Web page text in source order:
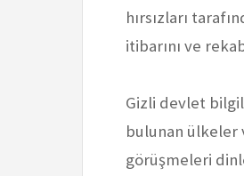
hırsızları
itibarını ve
Gizli devlet
bulunan ülkeler
görüşmeleri